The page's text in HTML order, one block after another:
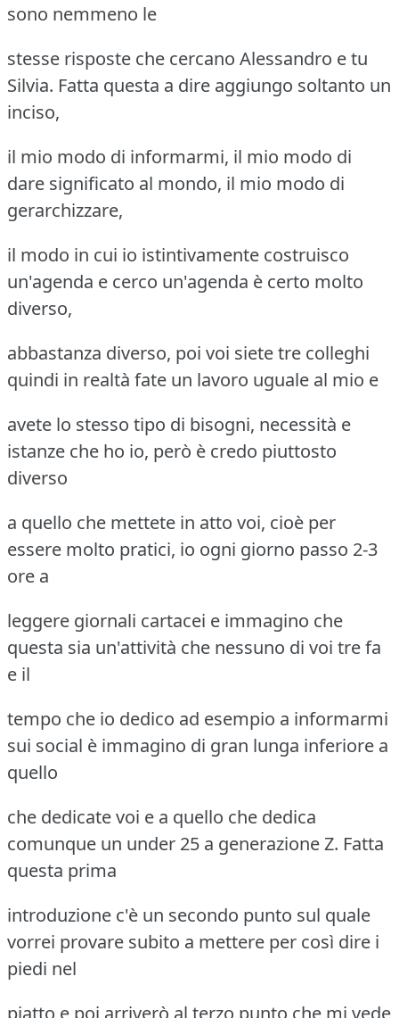
sono nemmeno le
stesse risposte che cercano Alessandro e tu
Silvia. Fatta questa a dire aggiungo soltanto un
inciso,
il mio modo di informarmi, il mio modo di
dare significato al mondo, il mio modo di
gerarchizzare,
il modo in cui io istintivamente costruisco
un'agenda e cerco un'agenda è certo molto
diverso,
abbastanza diverso, poi voi siete tre colleghi
quindi in realtà fate un lavoro uguale al mio e
avete lo stesso tipo di bisogni, necessità e
istanze che ho io, però è credo piuttosto
diverso
a quello che mettete in atto voi, cioè per
essere molto pratici, io ogni giorno passo 2-3
ore a
leggere giornali cartacei e immagino che
questa sia un'attività che nessuno di voi tre fa
e il
tempo che io dedico ad esempio a informarmi
sui social è immagino di gran lunga inferiore a
quello
che dedicate voi e a quello che dedica
comunque un under 25 a generazione Z. Fatta
questa prima
introduzione c'è un secondo punto sul quale
vorrei provare subito a mettere per così dire i
piedi nel
piatto e poi arriverò al terzo punto che mi vede